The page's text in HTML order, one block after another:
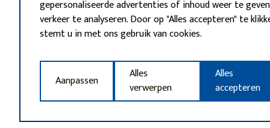
gepersonaliseerde advertenties of inhoud weer te
verkeer te analyseren. Door op "Alles accepteren" te
stemt u in met ons gebruik van cookies.
Aanpassen
Alles
verwerpen
Alles
accepteren